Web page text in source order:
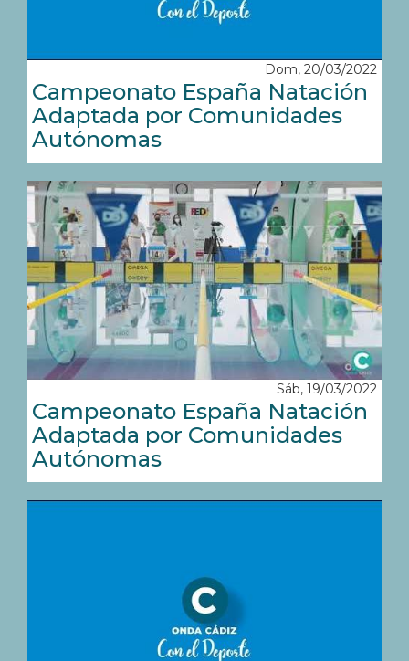
Dom, 20/03/2022
Campeonato España Natación
Adaptada por Comunidades
Autónomas
Sáb, 19/03/2022
Campeonato España Natación
Adaptada por Comunidades
Autónomas